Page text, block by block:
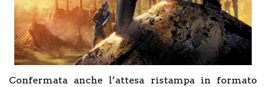
Confermata anche l’attesa ristampa in formato